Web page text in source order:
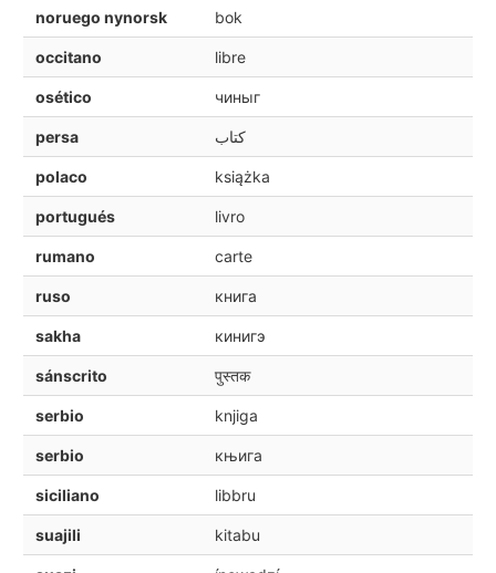
noruego nynorsk bok
occitano libre
osético чиныг
persa کتاب
polaco książka
portugués livro
rumano carte
ruso книга
sakha кинигэ
sánscrito पुस्तक
serbio knjiga
serbio књига
siciliano libbru
suajili kitabu